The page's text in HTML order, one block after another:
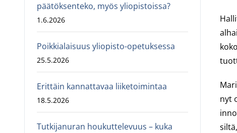
nyt
päätöksenteko, myös yliopistoissa?
1.6.2026
Poikkialaisuus yliopisto-opetuksessa
25.5.2026
Erittäin kannattavaa liiketoimintaa
18.5.2026
Tutkijanuran houkuttelevuus – kuka